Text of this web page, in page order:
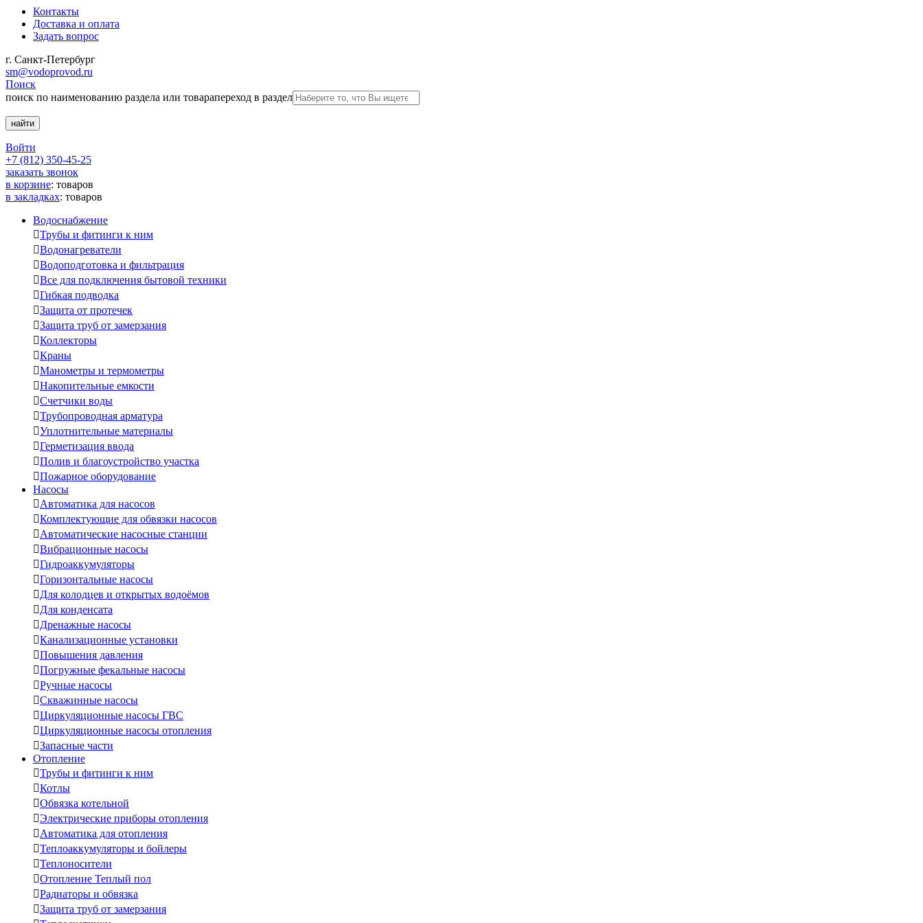
Контакты
Доставка и оплата
Задать вопрос
г. Санкт-Петербург
sm@vodoprovod.ru
Поиск
поиск по наименованию раздела или товарапереход в раздел
Войти
+7 (812) 350-45-25
заказать звонок
в корзине: товаров
в закладках: товаров
Водоснабжение
Трубы и фитинги к ним
Водонагреватели
Водоподготовка и фильтрация
Все для подключения бытовой техники
Гибкая подводка
Защита от протечек
Защита труб от замерзания
Коллекторы
Краны
Манометры и термометры
Накопительные емкости
Счетчики воды
Трубопроводная арматура
Уплотнительные материалы
Герметизация ввода
Полив и благоустройство участка
Пожарное оборудование
Насосы
Автоматика для насосов
Комплектующие для обвязки насосов
Автоматические насосные станции
Вибрационные насосы
Гидроаккумуляторы
Горизонтальные насосы
Для колодцев и открытых водоёмов
Для конденсата
Дренажные насосы
Канализационные установки
Повышения давления
Погружные фекальные насосы
Ручные насосы
Скважинные насосы
Циркуляционные насосы ГВС
Циркуляционные насосы отопления
Запасные части
Отопление
Трубы и фитинги к ним
Котлы
Обвязка котельной
Электрические приборы отопления
Автоматика для отопления
Теплоаккумуляторы и бойлеры
Теплоносители
Отопление Теплый пол
Радиаторы и обвязка
Защита труб от замерзания